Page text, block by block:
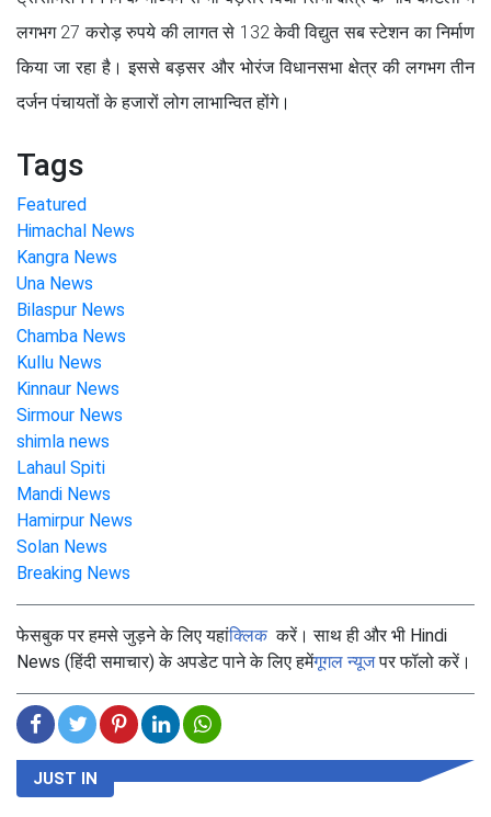
लगभग 27 करोड़ रुपये की लागत से 132 केवी विद्युत सब स्टेशन का निर्माण
किया जा रहा है। इससे बड़सर और भोरंज विधानसभा क्षेत्र की लगभग तीन
दर्जन पंचायतों के हजारों लोग लाभान्वित होंगे।
Tags
Featured
Himachal News
Kangra News
Una News
Bilaspur News
Chamba News
Kullu News
Kinnaur News
Sirmour News
shimla news
Lahaul Spiti
Mandi News
Hamirpur News
Solan News
Breaking News
फेसबुक पर हमसे जुड़ने के लिए यहांक्लिककरें। साथ ही और भी Hindi
News (हिंदी समाचार) के अपडेट पाने के लिए हमेंगूगल न्यूजपर फॉलो करें।
JUST IN